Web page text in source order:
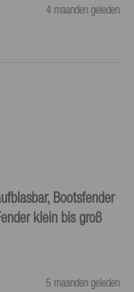
4 maanden geleden
Bootsfender
klein bis groß
5 maanden geleden